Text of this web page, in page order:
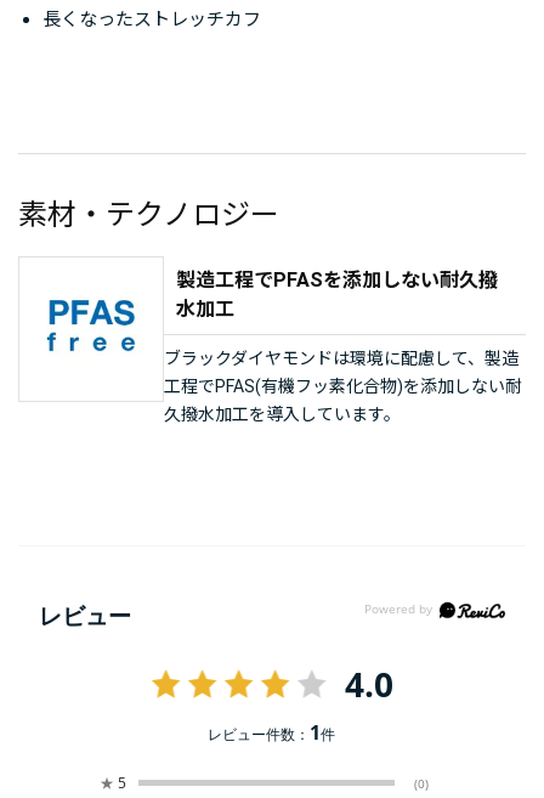
長くなったストレッチカフ
素材・テクノロジー
製造工程でPFASを添加しない耐久撥
水加工
ブラックダイヤモンドは環境に配慮して、製造
工程でPFAS(有機フッ素化合物)を添加しない耐
久撥水加工を導入しています。
レビュー
4.0
レビュー件数： 1件
★ 5 (0)